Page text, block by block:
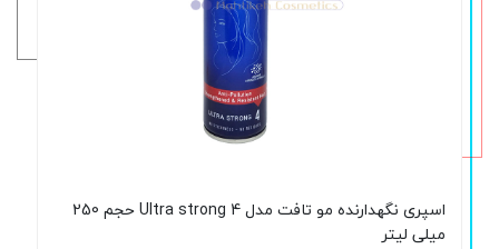
اسپری نگهدارنده مو تافت مدل Ultra strong 4 حجم 250
میلی لیتر